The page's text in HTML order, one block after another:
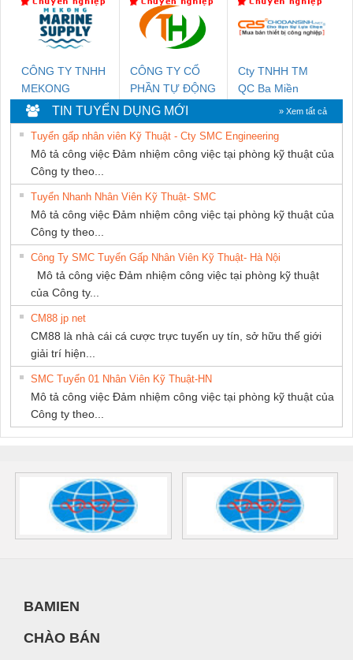
SETSUBI VIỆT
NAM
CÔNG TY TNHH
MEKONG
MARINE SUPPLY
CÔNG TY CỔ
PHẦN TỰ ĐỘNG
TIẾN HƯNG
Cty TNHH TM
QC Ba Miền
TIN TUYỂN DỤNG MỚI » Xem tất cả
Tuyển gấp nhân viên Kỹ Thuật - Cty SMC Engineering
Mô tả công việc Đảm nhiệm công việc tại phòng kỹ thuật của
Công ty theo...
Tuyển Nhanh Nhân Viên Kỹ Thuật- SMC
Mô tả công việc Đảm nhiệm công việc tại phòng kỹ thuật của
Công ty theo...
Công Ty SMC Tuyển Gấp Nhân Viên Kỹ Thuật- Hà Nội
Mô tả công việc Đảm nhiệm công việc tại phòng kỹ thuật
của Công ty...
CM88 jp net
CM88 là nhà cái cá cược trực tuyến uy tín, sở hữu thế giới
giải trí hiện...
SMC Tuyển 01 Nhân Viên Kỹ Thuật-HN
Mô tả công việc Đảm nhiệm công việc tại phòng kỹ thuật của
Công ty theo...
BAMIEN
CHÀO BÁN